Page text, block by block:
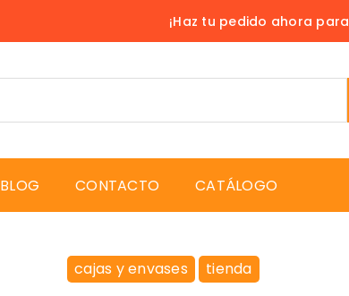
¡Haz tu pedido ahora
BLOG CONTACTO CATÁLOGO
cajas y envases
tienda